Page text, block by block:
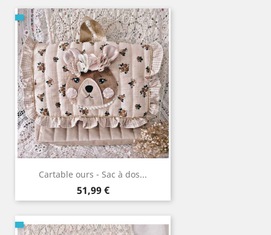
Cartable ours - Sac à dos...
Prix
51,99 €